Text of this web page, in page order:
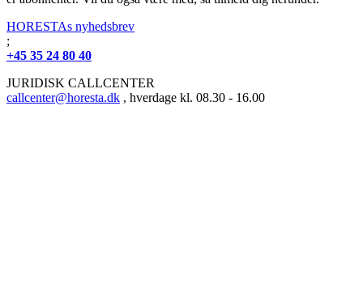
HORESTAs nyhedsbrev
;
+45 35 24 80 40
JURIDISK CALLCENTER
callcenter@horesta.dk , hverdage kl. 08.30 - 16.00